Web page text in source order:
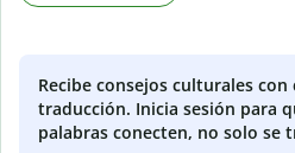
Recibe consejos culturales con
traducción. Inicia sesión para
palabras conecten, no solo se